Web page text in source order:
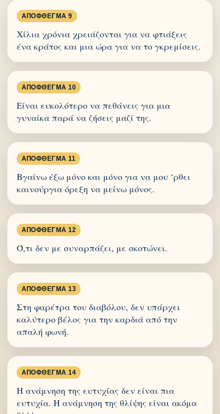
ΑΠΌΦΘΕΓΜΑ 9
Χίλια χρόνια χρειάζονται για να φτιάξεις
ένα κράτος και μια ώρα για να το γκρεμίσεις.
ΑΠΌΦΘΕΓΜΑ 10
Είναι ευκολότερο να πεθάνεις για μια
γυναίκα παρά να ζήσεις μαζί της.
ΑΠΌΦΘΕΓΜΑ 11
Βγαίνω έξω μόνο και μόνο για να μου ‘ρθει
καινούργια όρεξη να μείνω μόνος.
ΑΠΌΦΘΕΓΜΑ 12
Ό,τι δεν με συναρπάζει, με σκοτώνει.
ΑΠΌΦΘΕΓΜΑ 13
Στη φαρέτρα του διαβόλου, δεν υπάρχει
καλύτερο βέλος για την καρδιά από την
απαλή φωνή.
ΑΠΌΦΘΕΓΜΑ 14
Η ανάμνηση της ευτυχίας δεν είναι πια
ευτυχία. Η ανάμνηση της θλίψης είναι ακόμα